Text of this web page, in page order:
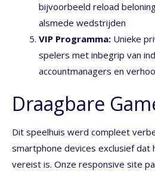
bijvoorbeeld reload
alsmede wedstrijden
VIP Programma: Unieke
spelers met inbegrip van
accountmanagers en
Draagbare
Dit speelhuis werd compleet
smartphone devices exclusief dat
vereist is. Onze responsive site